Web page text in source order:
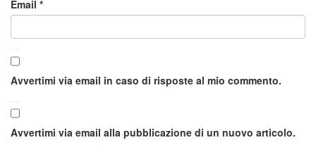
Email *
Avvertimi via email in caso di risposte al mio commento.
Avvertimi via email alla pubblicazione di un nuovo articolo.